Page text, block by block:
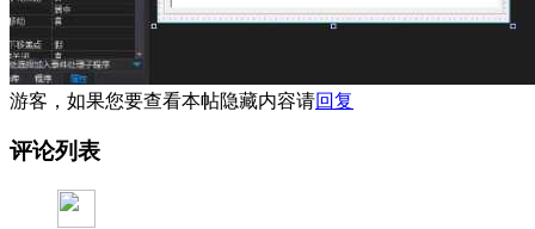
游客，如果您要查看本帖隐藏内容请回复
评论列表